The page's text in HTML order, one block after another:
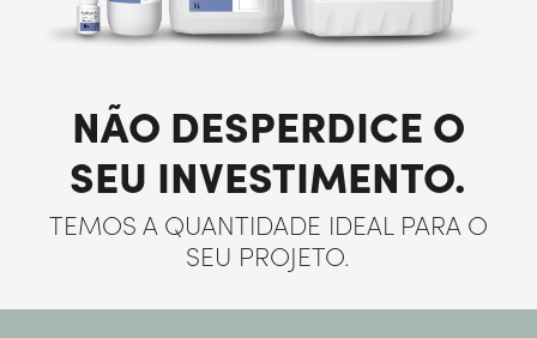
NÃO DESPERDICE O
SEU INVESTIMENTO.
TEMOS A QUANTIDADE IDEAL PARA O
SEU PROJETO.